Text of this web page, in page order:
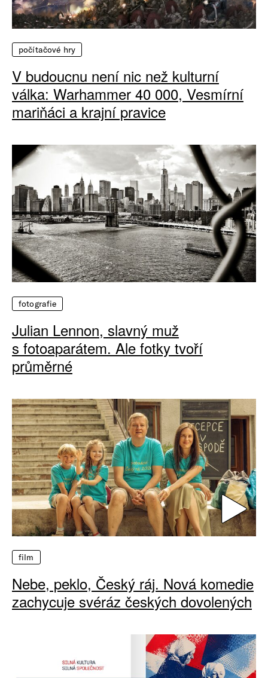
počítačové hry
V budoucnu není nic než kulturní
válka: Warhammer 40 000, Vesmírní
mariňáci a krajní pravice
fotografie
Julian Lennon, slavný muž
s fotoaparátem. Ale fotky tvoří
průměrné
film
Nebe, peklo, Český ráj. Nová komedie
zachycuje svéráz českých dovolených